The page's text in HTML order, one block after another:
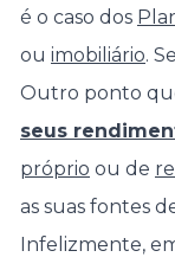
é o caso dos
ou imobiliário.
Outro ponto
seus
próprio ou de
as suas fontes
Infelizmente,